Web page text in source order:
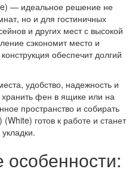
— идеальное решение не
но и для гостиничных
и других мест с высокой
сэкономит место и
обеспечит долгий
удобство, надежность и
хранить фен в ящике или на
пространство и собирать
готов к работе и станет